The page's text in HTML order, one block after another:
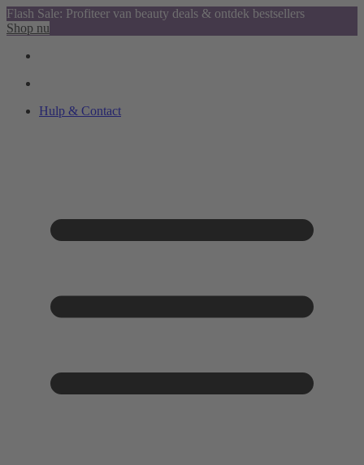
Flash Sale: Profiteer van beauty deals & ontdek bestsellers
Shop nu
Hulp & Contact